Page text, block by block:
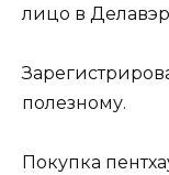
лицо в
полезному.
Покупка